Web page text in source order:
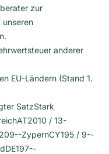
zur
unseren
anderer
EU-Ländern (Stand 1.
SatzStark
/ 13-
ZypernCY195 / 9--